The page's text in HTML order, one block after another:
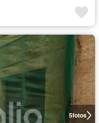
5fotos